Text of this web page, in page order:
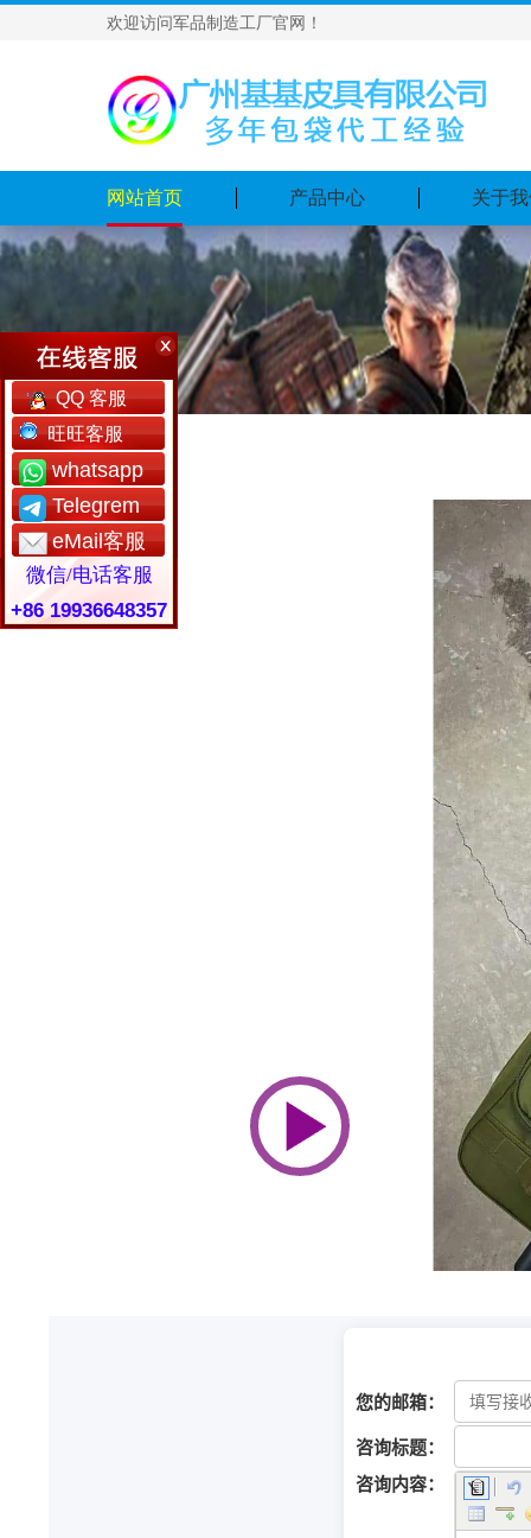
欢迎访问军品制造工厂官网！
网站首页 产品中心 关于
QQ 客服
旺旺客服
whatsapp
Telegrem
eMail客服
微信/电话客服
+86 19936648357